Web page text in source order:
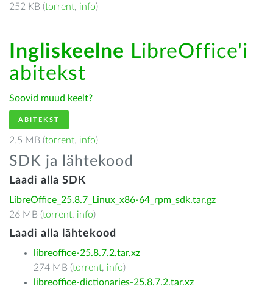
252 KB (torrent, info)
Ingliskeelne LibreOffice'i
abitekst
Soovid muud keelt?
ABITEKST
2.5 MB (torrent, info)
SDK ja lähtekood
Laadi alla SDK
LibreOffice_25.8.7_Linux_x86-64_rpm_sdk.tar.gz
26 MB (torrent, info)
Laadi alla lähtekood
libreoffice-25.8.7.2.tar.xz
274 MB (torrent, info)
libreoffice-dictionaries-25.8.7.2.tar.xz